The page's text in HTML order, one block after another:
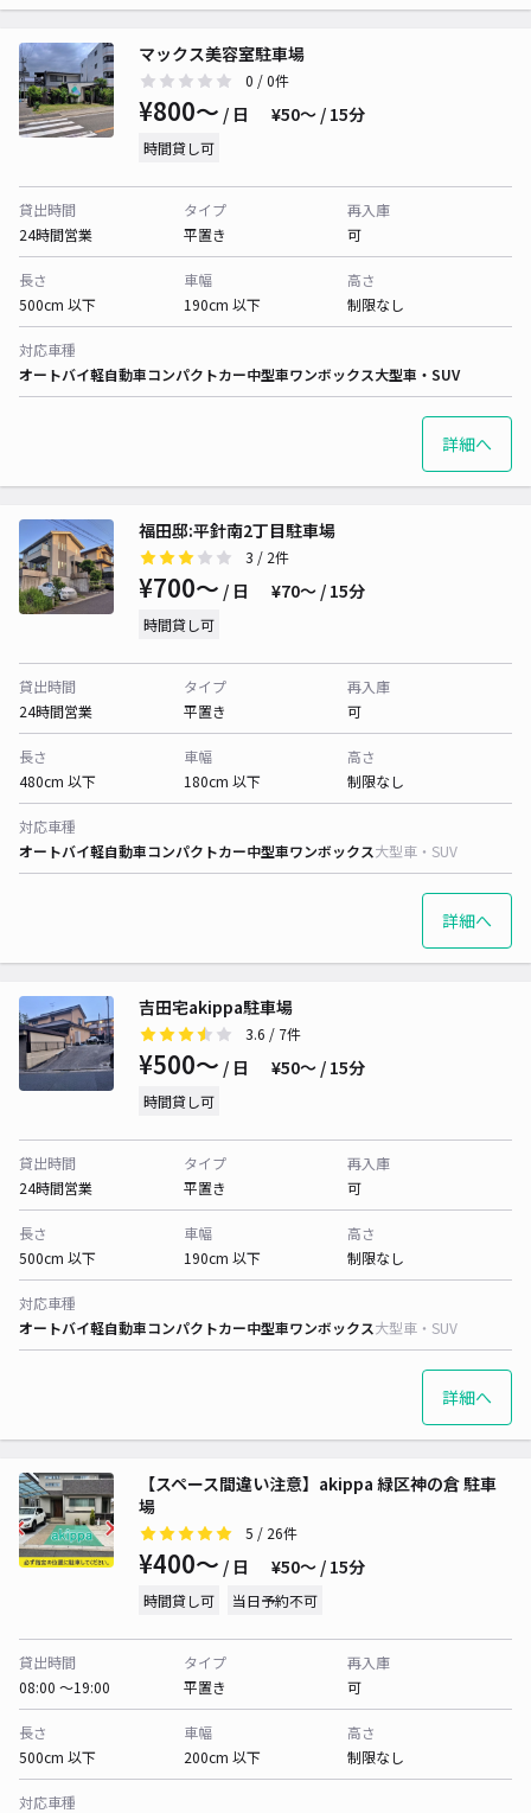
マックス美容室駐車場
0 / 0件
¥800〜 / 日 ¥50〜 / 15分
時間貸し可
貸出時間
24時間営業
タイプ
平置き
再入庫
可
長さ
500cm 以下
車幅
190cm 以下
高さ
制限なし
対応車種
オートバイ軽自動車コンパクトカー中型車ワンボックス大型車・SUV
詳細へ
福田邸:平針南2丁目駐車場
3 / 2件
¥700〜 / 日 ¥70〜 / 15分
時間貸し可
貸出時間
24時間営業
タイプ
平置き
再入庫
可
長さ
480cm 以下
車幅
180cm 以下
高さ
制限なし
対応車種
オートバイ軽自動車コンパクトカー中型車ワンボックス大型車・SUV
詳細へ
吉田宅akippa駐車場
3.6 / 7件
¥500〜 / 日 ¥50〜 / 15分
時間貸し可
貸出時間
24時間営業
タイプ
平置き
再入庫
可
長さ
500cm 以下
車幅
190cm 以下
高さ
制限なし
対応車種
オートバイ軽自動車コンパクトカー中型車ワンボックス大型車・SUV
詳細へ
【スペース間違い注意】akippa 緑区神の倉 駐車
場
5 / 26件
¥400〜 / 日 ¥50〜 / 15分
時間貸し可 当日予約不可
貸出時間
08:00 〜19:00
タイプ
平置き
再入庫
可
長さ
500cm 以下
車幅
200cm 以下
高さ
制限なし
対応車種